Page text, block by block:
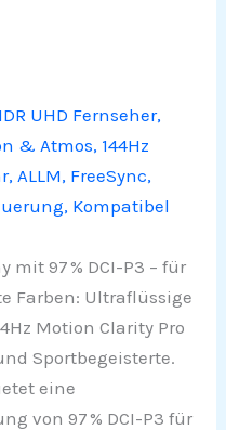
UHD Fernseher,
& Atmos, 144Hz
ALLM, FreeSync,
Kompatibel
mit 97 % DCI-P3 – für
Farben: Ultraflüssige
Motion Clarity Pro
Sportbegeisterte.
eine
von 97 % DCI-P3 für